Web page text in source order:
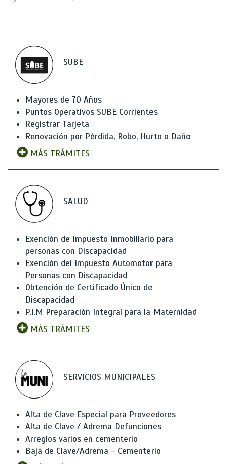
SUBE
Mayores de 70 Años
Puntos Operativos SUBE Corrientes
Registrar Tarjeta
Renovación por Pérdida, Robo, Hurto o Daño
MÁS TRÁMITES
SALUD
Exención de Impuesto Inmobiliario para
personas con Discapacidad
Exención del Impuesto Automotor para
Personas con Discapacidad
Obtención de Certificado Único de
Discapacidad
P.I.M Preparación Integral para la Maternidad
MÁS TRÁMITES
SERVICIOS MUNICIPALES
Alta de Clave Especial para Proveedores
Alta de Clave / Adrema Defunciones
Arreglos varios en cementerio
Baja de Clave/Adrema - Cementerio